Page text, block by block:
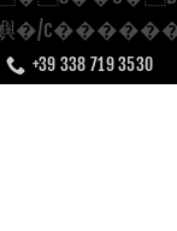
+39 338 719 3530